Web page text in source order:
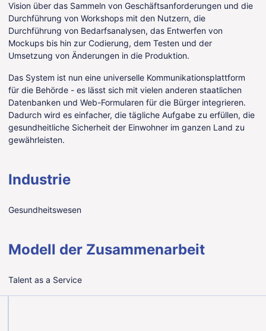
Vision über das Sammeln von Geschäftsanforderungen und die
Durchführung von Workshops mit den Nutzern, die
Durchführung von Bedarfsanalysen, das Entwerfen von
Mockups bis hin zur Codierung, dem Testen und der
Umsetzung von Änderungen in die Produktion.
Das System ist nun eine universelle Kommunikationsplattform
für die Behörde - es lässt sich mit vielen anderen staatlichen
Datenbanken und Web-Formularen für die Bürger integrieren.
Dadurch wird es einfacher, die tägliche Aufgabe zu erfüllen, die
gesundheitliche Sicherheit der Einwohner im ganzen Land zu
gewährleisten.
Industrie
Gesundheitswesen
Modell der Zusammenarbeit
Talent as a Service